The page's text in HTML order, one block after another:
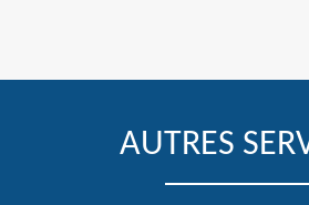
AUTRES